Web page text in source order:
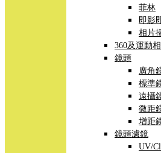
菲林
即影
相片
360及運動
鏡頭
廣角
標準
遠攝
微距
增距
鏡頭濾鏡
UV/